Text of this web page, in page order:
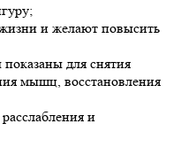
и желают повысить
для снятия
мышц, восстановления
и